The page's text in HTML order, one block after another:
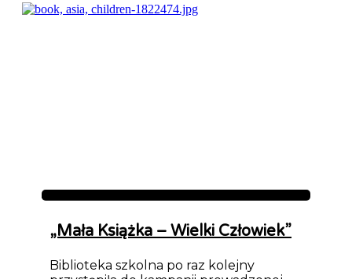
Aktualności
„Mała Książka – Wielki Człowiek”
Biblioteka szkolna po raz kolejny